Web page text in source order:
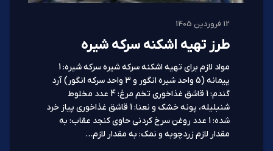
12 فروردین 1405
طرز تهیه اشکنه سرکه شیره
مواد لازم برای تهیه اشکنه سرکه شیره سرکه شیره: 1
پیمانه (5 واحد شیره انگور و 3 واحد سرکه انگور) آرد
گندم: 1 قاشق غذاخوری تخم مرغ: 4 عدد مخلوط
شنبلیله، پونه خشک و نعنا: 1 قاشق غذاخوری پیاز خرد
شده: 1 عدد روغن سرخ کردنی حاوی کنجد عقاب: به
مقدار لازم زردچوبه و نمک: به مقدار لازم…